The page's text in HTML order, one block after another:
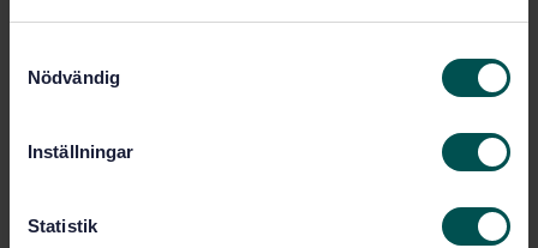
Nödvändig
Inställningar
Statistik
Framtagen av:
Standardiseringsarbete utan
Internationell titel:
Hot rolled products of
structural steels - Part 6: Technical
high yield strength structural steels